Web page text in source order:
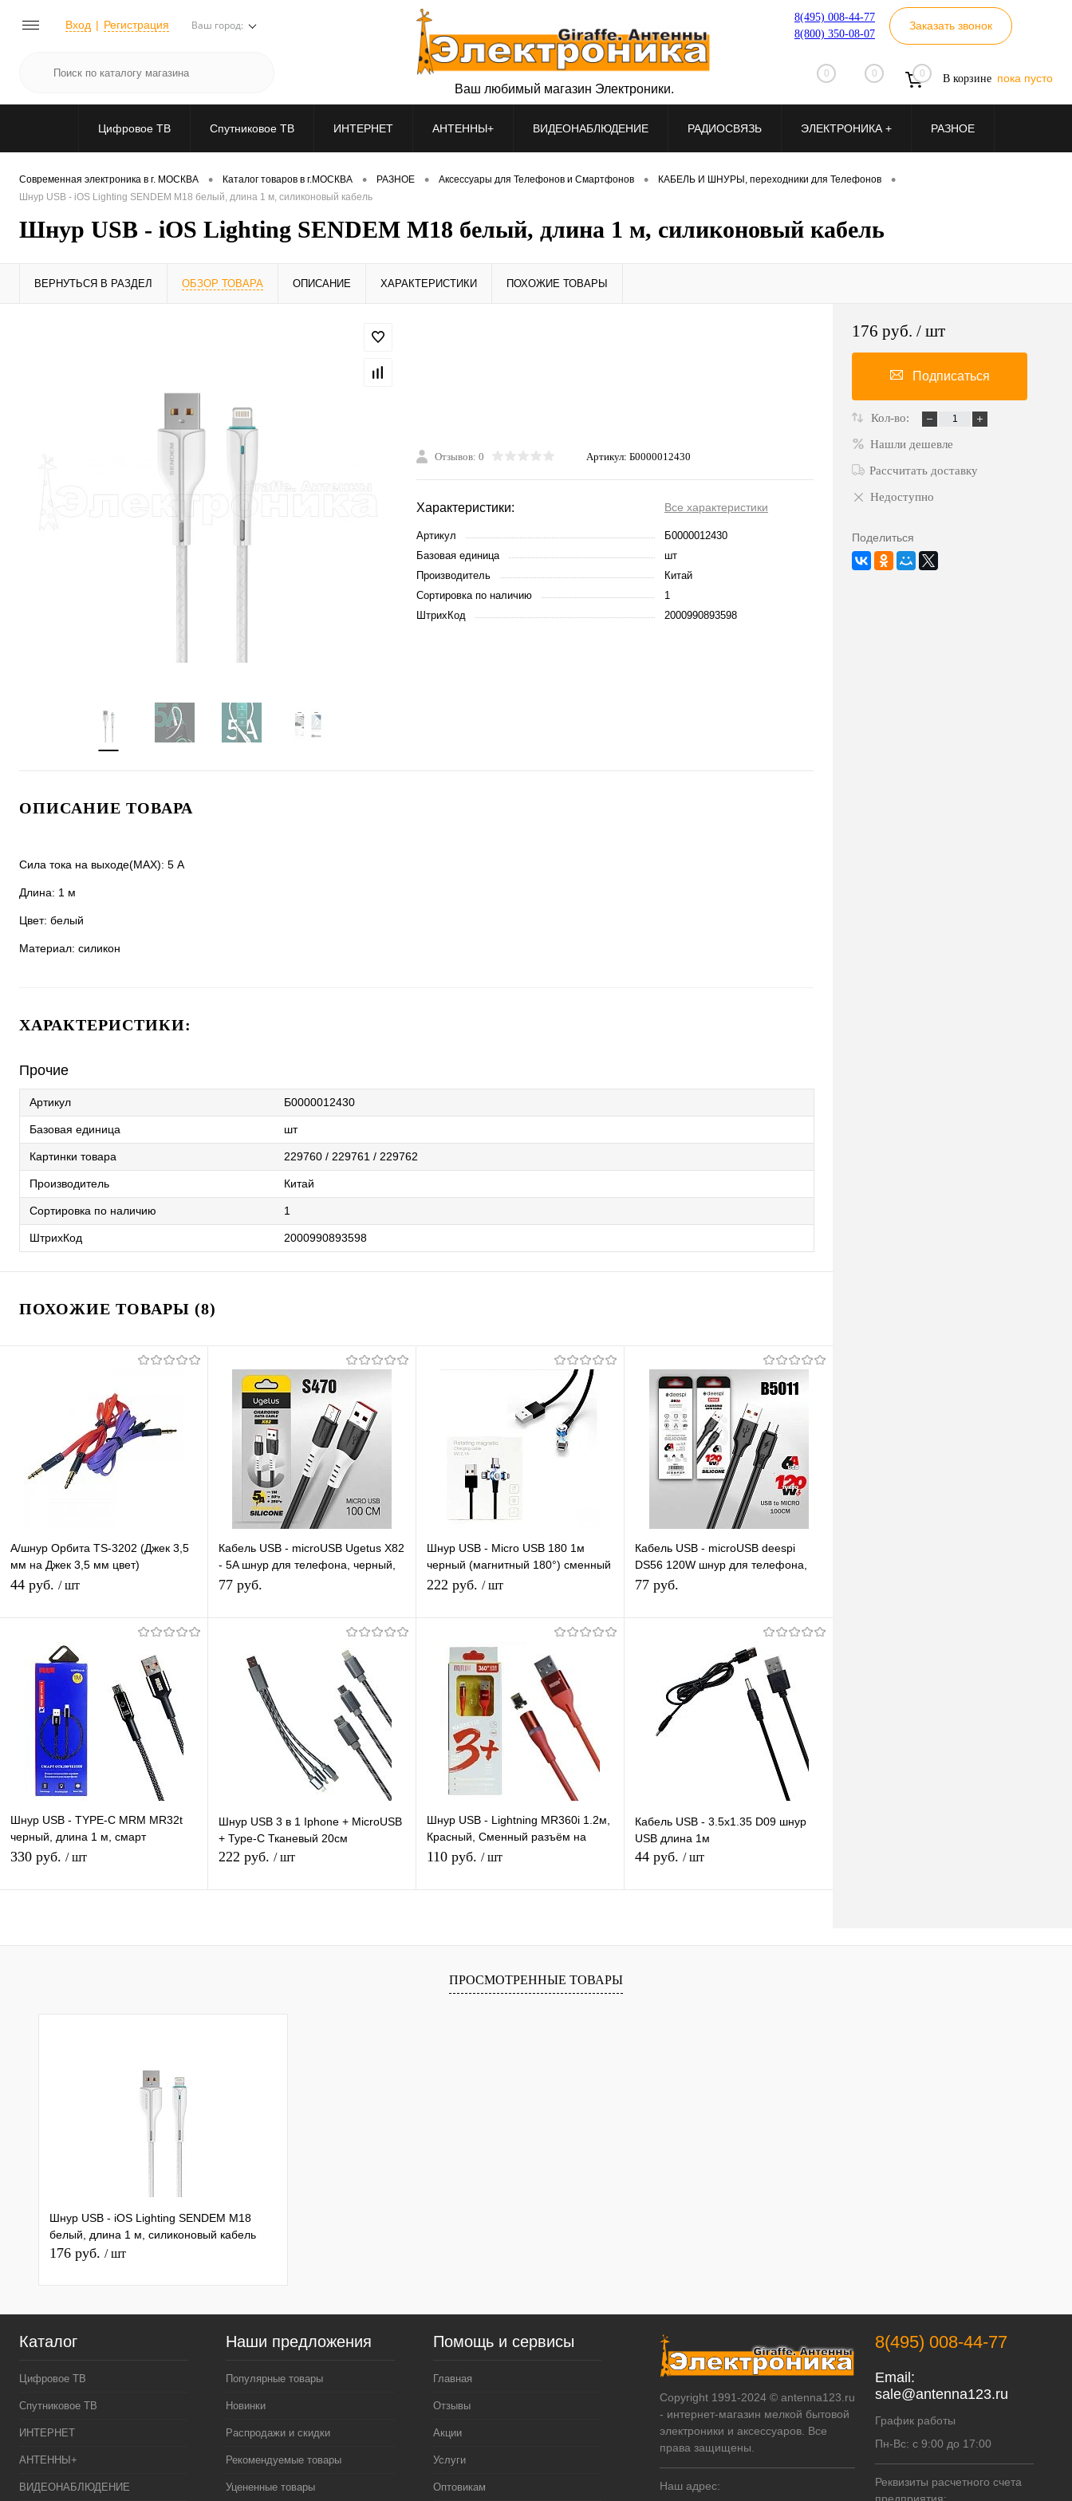
Вход Регистрация Ваш город:
8(495) 008-44-77
8(800) 350-08-07
Заказать звонок
0 0 0 В корзине пока пусто
Ваш любимый магазин Электроники.
Цифровое ТВ Спутниковое ТВ ИНТЕРНЕТ АНТЕННЫ+ ВИДЕОНАБЛЮДЕНИЕ РАДИОСВЯЗЬ ЭЛЕКТРОНИКА + РАЗНОЕ
Современная электроника в г. МОСКВА • Каталог товаров в г.МОСКВА • РАЗНОЕ • Аксессуары для Телефонов и Смартфонов • КАБЕЛЬ И ШНУРЫ, переходники для Телефонов •
Шнур USB - iOS Lighting SENDEM M18 белый, длина 1 м, силиконовый кабель
Шнур USB - iOS Lighting SENDEM M18 белый, длина 1 м, силиконовый кабель
ВЕРНУТЬСЯ В РАЗДЕЛ ОБЗОР ТОВАРА ОПИСАНИЕ ХАРАКТЕРИСТИКИ ПОХОЖИЕ ТОВАРЫ
Отзывов: 0 Артикул: Б0000012430
Характеристики: Все характеристики
Артикул
Б0000012430
Базовая единица
шт
Производитель
Китай
Сортировка по наличию
1
ШтрихКод
2000990893598
ОПИСАНИЕ ТОВАРА
Сила тока на выходе(MAX): 5 A
Длина: 1 м
Цвет: белый
Материал: силикон
ХАРАКТЕРИСТИКИ:
Прочие
Артикул Б0000012430
Базовая единица шт
Картинки товара 229760 / 229761 / 229762
Производитель Китай
Сортировка по наличию 1
ШтрихКод 2000990893598
ПОХОЖИЕ ТОВАРЫ (8)
А/шнур Орбита TS-3202 (Джек 3,5
мм на Джек 3,5 мм цвет)
1м/10/2500
44 руб. / шт
Купить в 1 клик К сравнению
В избранное Под заказ
Кабель USB - microUSB Ugetus X82
- 5A шнур для телефона, черный,
длина 1м
77 руб.
Купить в 1 клик К сравнению
В избранное Под заказ
Шнур USB - Micro USB 180 1м
черный (магнитный 180°) сменный
разъем на магните, кабель
222 руб. / шт
Купить в 1 клик К сравнению
В избранное В наличии
Кабель USB - microUSB deespi
DS56 120W шнур для телефона,
черный, длина 1м
77 руб.
Купить в 1 клик К сравнению
В избранное Под заказ
Шнур USB - TYPE-C MRM MR32t
черный, длина 1 м, смарт
отключение
330 руб. / шт
Шнур USB 3 в 1 Iphone + MicroUSB
+ Type-C Тканевый 20см
222 руб. / шт
Шнур USB - Lightning MR360i 1.2м,
Красный, Сменный разъём на
магните 360 градусов
110 руб. / шт
В избранное В наличии
Кабель USB - 3.5x1.35 D09 шнур
USB длина 1м
44 руб. / шт
176 руб. / шт
Подписаться
Кол-во:
Нашли дешевле
Рассчитать доставку
Недоступно
Поделиться
ПРОСМОТРЕННЫЕ ТОВАРЫ
Шнур USB - iOS Lighting SENDEM M18
белый, длина 1 м, силиконовый кабель
176 руб. / шт
Каталог
Цифровое ТВ
Спутниковое ТВ
ИНТЕРНЕТ
АНТЕННЫ+
ВИДЕОНАБЛЮДЕНИЕ
Наши предложения
Популярные товары
Новинки
Распродажи и скидки
Рекомендуемые товары
Уцененные товары
Помощь и сервисы
Главная
Отзывы
Акции
Услуги
Оптовикам
Copyright 1991-2024 © antenna123.ru
- интернет-магазин мелкой бытовой
электроники и аксессуаров. Все
права защищены.
Наш адрес:
8(495) 008-44-77
Email:
sale@antenna123.ru
График работы
Пн-Вс: с 9:00 до 17:00
Реквизиты расчетного счета